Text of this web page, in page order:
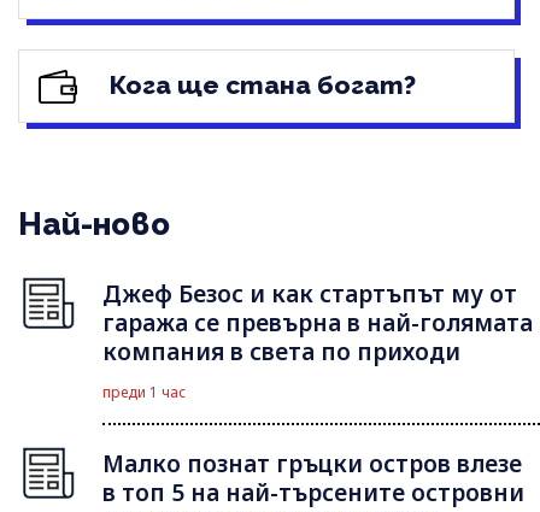
Кога ще стана богат?
Най-ново
Джеф Безос и как стартъпът му от
гаража се превърна в най-голямата
компания в света по приходи
преди 1 час
Малко познат гръцки остров влезе
в топ 5 на най-търсените островни